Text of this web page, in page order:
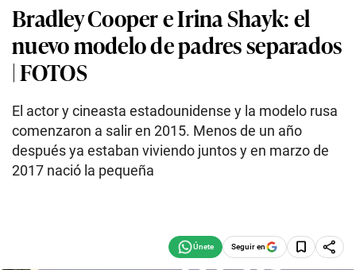
Bradley Cooper e Irina Shayk: el
nuevo modelo de padres separados
| FOTOS
El actor y cineasta estadounidense y la modelo rusa
comenzaron a salir en 2015. Menos de un año
después ya estaban viviendo juntos y en marzo de
2017 nació la pequeña
Seguir en